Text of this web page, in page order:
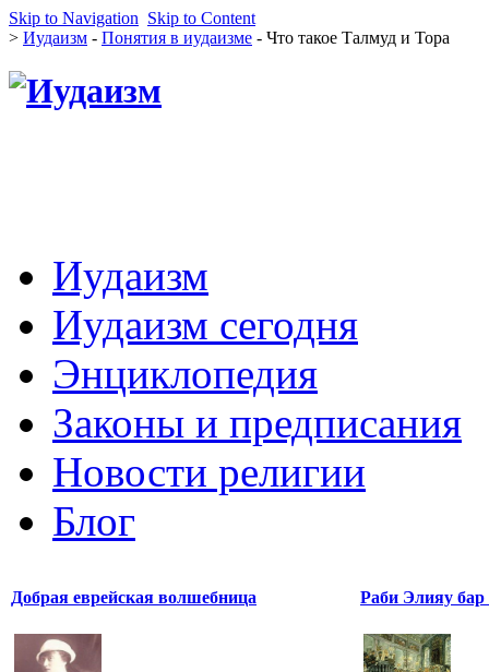
Skip to Navigation Skip to Content
> Иудаизм - Понятия в иудаизме - Что такое Талмуд и Тора
Иудаизм
Иудаизм сегодня
Энциклопедия
Законы и предписания
Новости религии
Блог
Добрая еврейская волшебница Раби Элияу